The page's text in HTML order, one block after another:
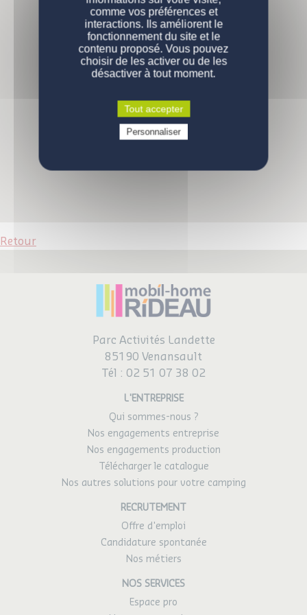
Nos modèles
Nos gammes
PERSONNALISATION
Configurations de série
DEVENIR PROPRIÉTAIRE
Pourquoi acheter un mobil-home ?
Comment devenir propriétaire ?
Prix d'un mobil-home neuf
Questions / réponses
ENGAGEMENTS
La qualité des produits
Qui sommes-nous
CONTACT
Demande d'informations
VOUS ÊTES UN PROFESSIONNEL
Retour
Parc Activités Landette
85190 Venansault
Tél : 02 51 07 38 02
L'ENTREPRISE
Qui sommes-nous ?
Nos engagements entreprise
Nos engagements production
Télécharger le catalogue
Nos autres solutions pour votre camping
RECRUTEMENT
Offre d'emploi
Candidature spontanée
Nos métiers
NOS SERVICES
Espace pro
comme vos préférences et
interactions. Ils améliorent le
fonctionnement du site et le
contenu proposé. Vous pouvez
choisir de les activer ou de les
désactiver à tout moment.
Tout accepter
Personnaliser